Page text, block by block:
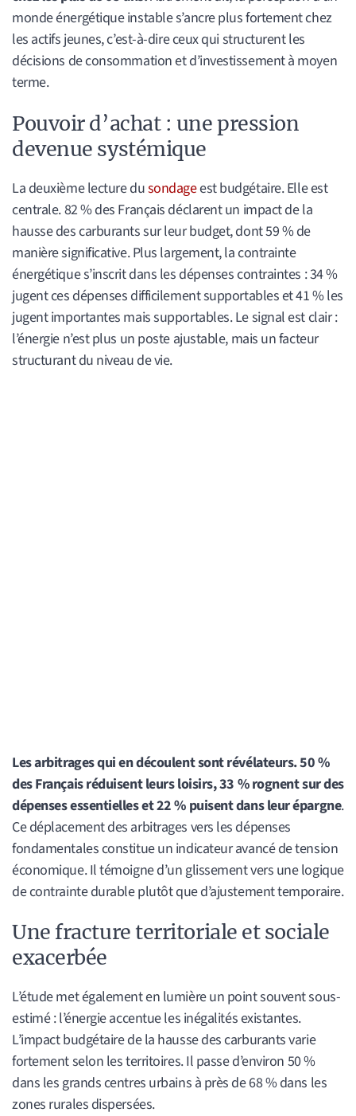
monde énergétique instable s’ancre plus fortement chez
les actifs jeunes, c’est-à-dire ceux qui structurent les
décisions de consommation et d’investissement à moyen
terme.
Pouvoir d’achat : une pression
devenue systémique
La deuxième lecture dusondageest budgétaire. Elle est
centrale. 82 % des Français déclarent un impact de la
hausse des carburants sur leur budget, dont 59 % de
manière significative. Plus largement, la contrainte
énergétique s’inscrit dans les dépenses contraintes : 34 %
jugent ces dépenses difficilement supportables et 41 % les
jugent importantes mais supportables. Le signal est clair :
l’énergie n’est plus un poste ajustable, mais un facteur
structurant du niveau de vie.
Les arbitrages qui en découlent sont révélateurs. 50 %
des Français réduisent leurs loisirs, 33 % rognent sur des
dépenses essentielles et 22 % puisent dans leur épargne.
Ce déplacement des arbitrages vers les dépenses
fondamentales constitue un indicateur avancé de tension
économique. Il témoigne d’un glissement vers une logique
de contrainte durable plutôt que d’ajustement temporaire.
Une fracture territoriale et sociale
exacerbée
L’étude met également en lumière un point souvent sous-
estimé : l’énergie accentue les inégalités existantes.
L’impact budgétaire de la hausse des carburants varie
fortement selon les territoires. Il passe d’environ 50 %
dans les grands centres urbains à près de 68 % dans les
zones rurales dispersées.